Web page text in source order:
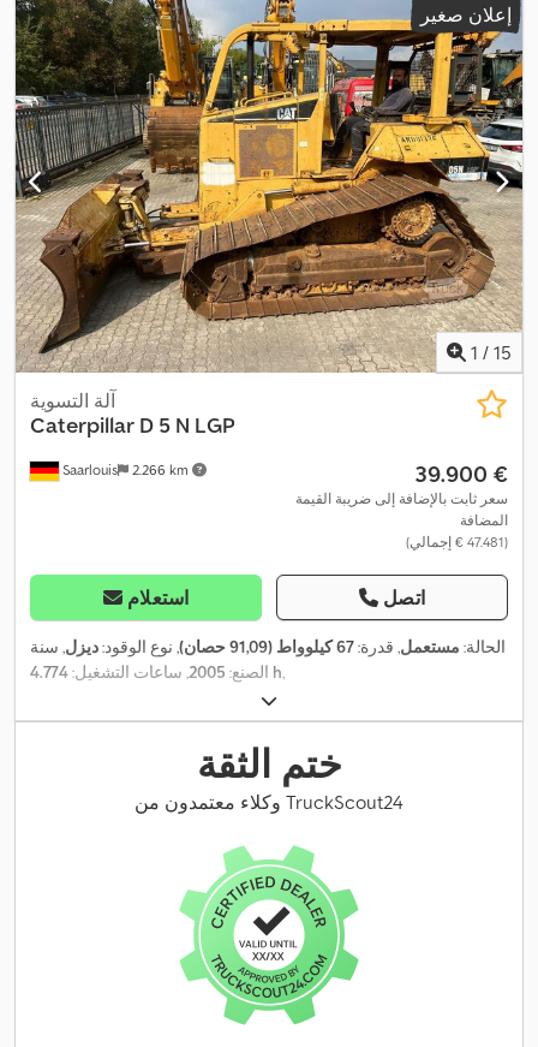
إعلان صغير
1 / 15
Saarlouis 2.266 km
آلة التسوية
Caterpillar D 5 N LGP
‏39.900 €
سعر ثابت بالإضافة إلى ضريبة القيمة
المضافة
(‏47.481 € إجمالي)
استعلام اتصل
الحالة: مستعمل, قدرة:67 كيلوواط (91,09 حصان) , نوع الوقود:ديزل, سنة
الصنع: 2005, ساعات التشغيل: 4.774 h,
ختم الثقة
وكلاء معتمدون من TruckScout24